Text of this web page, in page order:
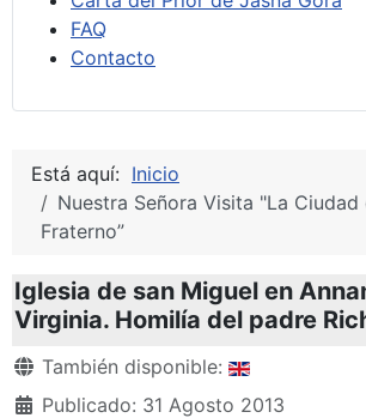
FAQ
Contacto
Está aquí: Inicio
Nuestra Señora Visita "La
Fraterno”
Iglesia de san Miguel en
Virginia. Homilía del padre
Detalles
También disponible:
Publicado: 31 Agosto 2013